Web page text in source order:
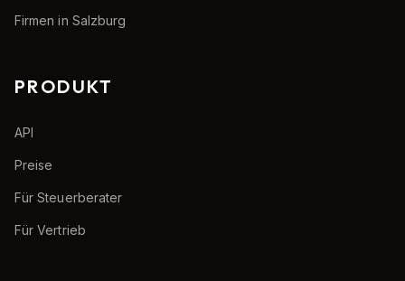
Firmen in Salzburg
PRODUKT
API
Preise
Für Steuerberater
Für Vertrieb